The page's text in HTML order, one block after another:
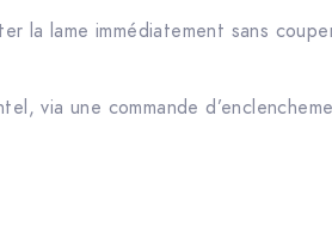
la lame immédiatement sans
via une commande